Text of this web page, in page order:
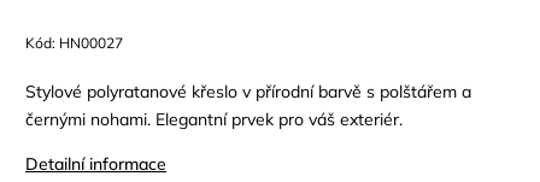
Kód: HN00027
Stylové polyratanové křeslo v přírodní barvě s polštářem a
černými nohami. Elegantní prvek pro váš exteriér.
Detailní informace